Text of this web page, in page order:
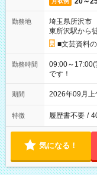
勤務地
埼玉県所沢市
東所沢駅から
■文芸資料
勤務時間
09:00～
です！
期間 2026年09月
特徴 履歴書不要 /
気になる！